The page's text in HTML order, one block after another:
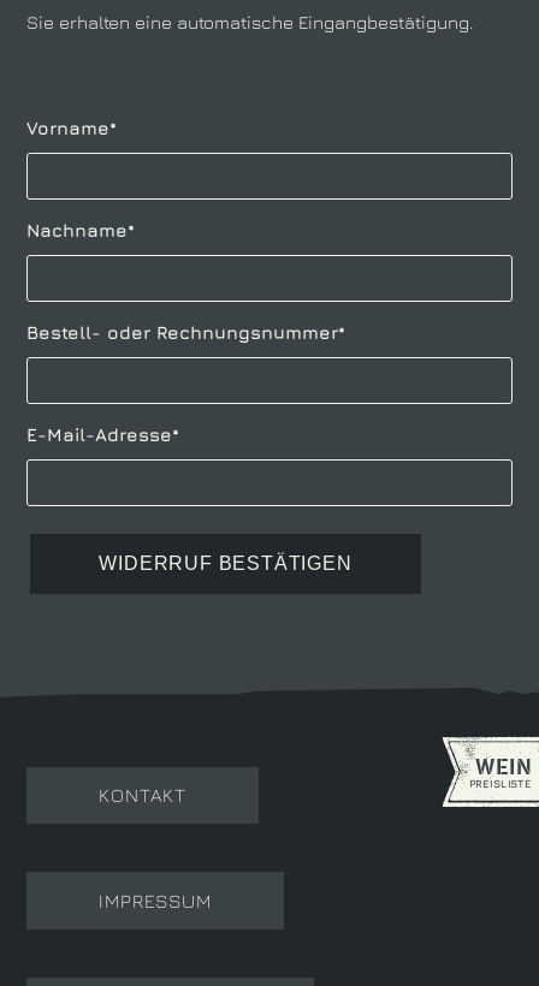
Sie erhalten eine automatische Eingangbestätigung.
Pflichtfeld
Vorname*
Pflichtfeld
Nachname*
Pflichtfeld
Bestell- oder Rechnungsnummer*
Pflichtfeld
E-Mail-Adresse*
WIDERRUF BESTÄTIGEN
KONTAKT
IMPRESSUM
WEIN
PREISLISTE